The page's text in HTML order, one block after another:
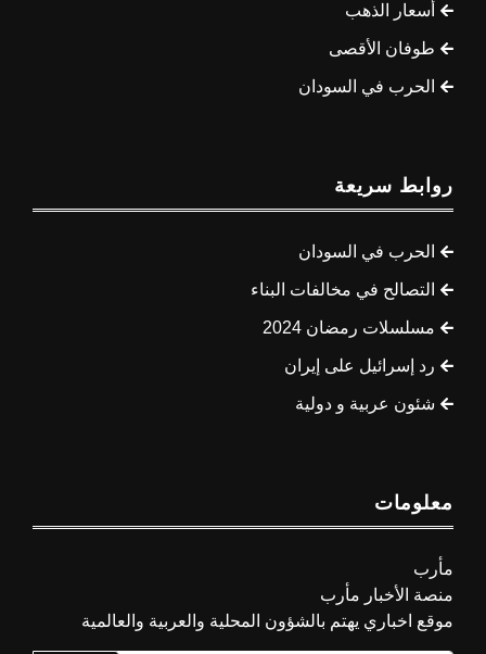
أسعار الذهب
طوفان الأقصى
الحرب في السودان
روابط سريعة
الحرب في السودان
التصالح في مخالفات البناء
مسلسلات رمضان 2024
رد إسرائيل على إيران
شئون عربية و دولية
معلومات
مأرب
منصة الأخبار مأرب
موقع اخباري يهتم بالشؤون المحلية والعربية والعالمية